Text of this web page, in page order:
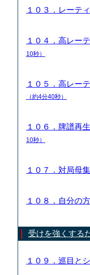
１０３．レーテ
１０４．高レー
10秒）
１０５．高レー
（約4分40秒）
１０６．牌譜再
10秒）
１０７．対局母
１０８．自分の
受けを強くする
１０９．巡目と